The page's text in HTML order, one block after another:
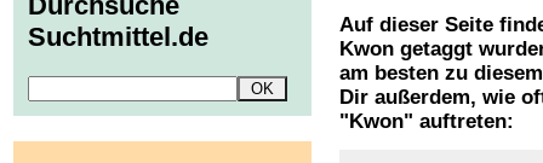
Auf dieser Seite
Kwon getaggt
am besten zu
Dir außerdem, wie
" Kwon" auftreten:
Suchtmittel.de